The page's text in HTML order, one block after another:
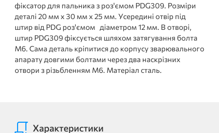
фіксатор для пальника з роз'ємом PDG309. Розміри
деталі 20 мм х 30 мм х 25 мм. Усередині отвір під
штир від PDG роз'ємом діаметром 12 мм. В отворі,
штир PDG309 фіксується шляхом затягування болта
М6. Сама деталь кріпитися до корпусу зварювального
апарату довгими болтами через два наскрізних
отвори з різьбленням М6. Матеріал сталь.
Характеристики